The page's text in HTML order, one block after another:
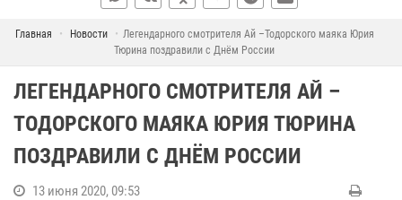
Главная Новости
Легендарного смотрителя Ай –Тодорского маяка Юрия
Тюрина поздравили с Днём России
ЛЕГЕНДАРНОГО СМОТРИТЕЛЯ АЙ –
ТОДОРСКОГО МАЯКА ЮРИЯ ТЮРИНА
ПОЗДРАВИЛИ С ДНЁМ РОССИИ
13 июня 2020, 09:53